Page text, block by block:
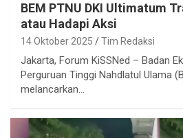
BEM PTNU DKI Ultimatum
atau Hadapi Aksi
14 Oktober 2025 Tim Redaksi
Jakarta, Forum KiSSNed – Badan
Perguruan Tinggi Nahdlatul Ulama
melancarkan…